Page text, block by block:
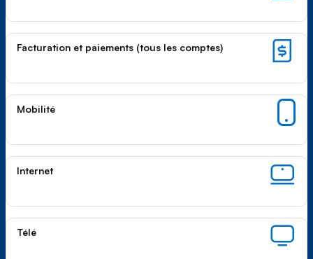
Facturation et paiements (tous les comptes)
Mobilité
Internet
Télé